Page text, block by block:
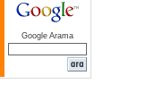
Google Arama